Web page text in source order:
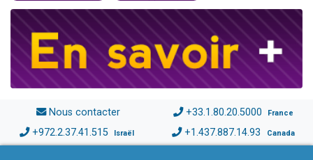
Nous contacter +33.1.80.20.5000 France
+972.2.37.41.515 Israël +1.437.887.14.93 Canada